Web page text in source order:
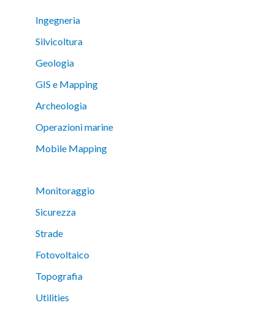
Ingegneria
Silvicoltura
Geologia
GIS e Mapping
Archeologia
Operazioni marine
Mobile Mapping
Monitoraggio
Sicurezza
Strade
Fotovoltaico
Topografia
Utilities